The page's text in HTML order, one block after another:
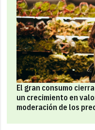
El gran consumo
un crecimiento en
moderación de los